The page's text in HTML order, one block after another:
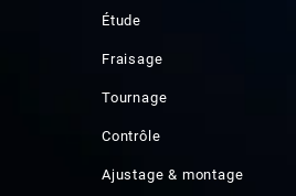
Étude
Fraisage
Tournage
Contrôle
Ajustage & montage